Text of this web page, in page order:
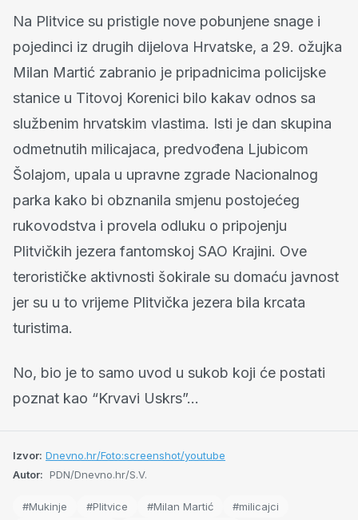
Na Plitvice su pristigle nove pobunjene snage i
pojedinci iz drugih dijelova Hrvatske, a 29. ožujka
Milan Martić zabranio je pripadnicima policijske
stanice u Titovoj Korenici bilo kakav odnos sa
službenim hrvatskim vlastima. Isti je dan skupina
odmetnutih milicajaca, predvođena Ljubicom
Šolajom, upala u upravne zgrade Nacionalnog
parka kako bi obznanila smjenu postojećeg
rukovodstva i provela odluku o pripojenju
Plitvičkih jezera fantomskoj SAO Krajini. Ove
terorističke aktivnosti šokirale su domaću javnost
jer su u to vrijeme Plitvička jezera bila krcata
turistima.
No, bio je to samo uvod u sukob koji će postati
poznat kao “Krvavi Uskrs”…
Izvor: Dnevno.hr/Foto:screenshot/youtube
Autor: PDN/Dnevno.hr/S.V.
#Mukinje #Plitvice #Milan Martić
#milicajci